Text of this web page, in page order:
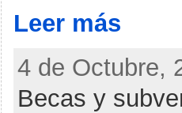
Leer más
4 de Octubre,
Becas y